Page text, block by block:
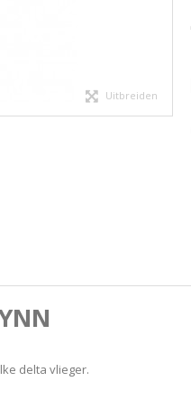
Uitbreiden
delta vlieger.